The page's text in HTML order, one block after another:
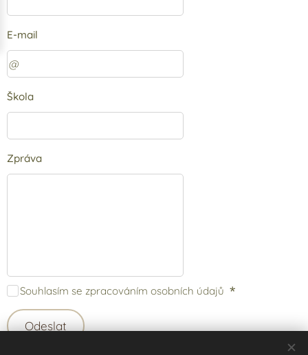
E-mail
Škola
Zpráva
Souhlasím se zpracováním osobních údajů
Odeslat